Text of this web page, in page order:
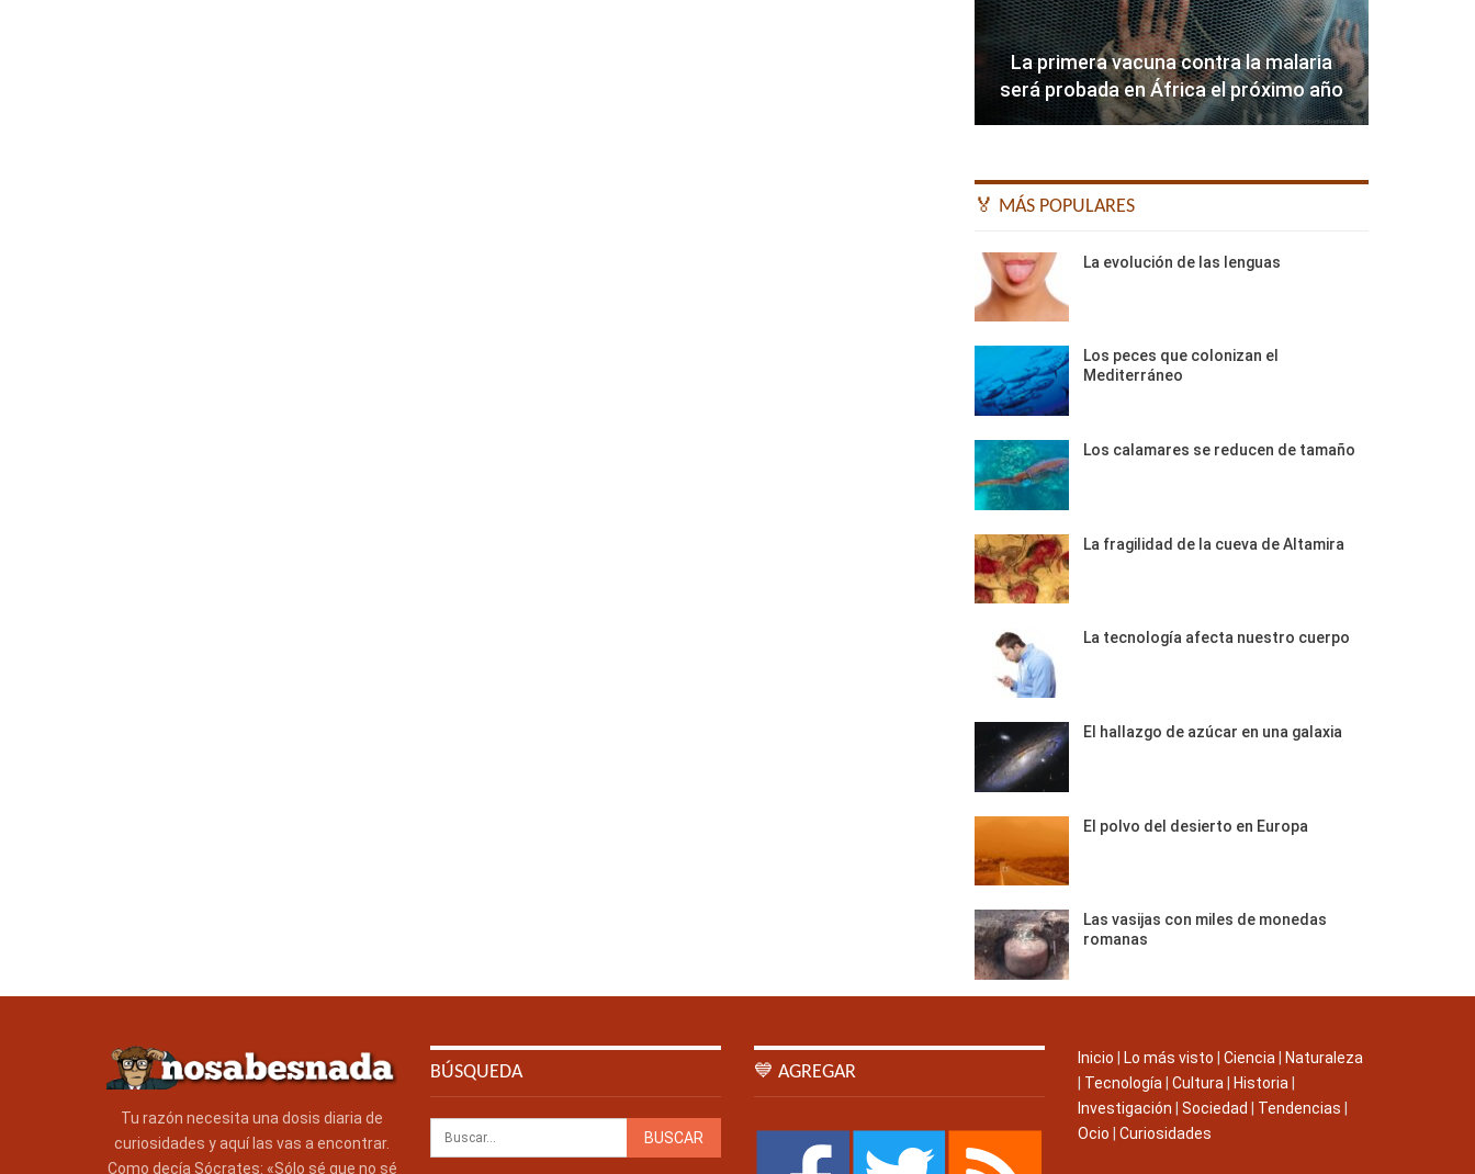
La primera vacuna contra la malaria
será probada en África el próximo año
🏅 MÁS POPULARES
La evolución de las lenguas
Los peces que colonizan el
Mediterráneo
Los calamares se reducen de tamaño
La fragilidad de la cueva de Altamira
La tecnología afecta nuestro cuerpo
El hallazgo de azúcar en una galaxia
El polvo del desierto en Europa
Las vasijas con miles de monedas
romanas
Tu razón necesita una dosis diaria de
curiosidades y aquí las vas a encontrar.
Como decía Sócrates: «Sólo sé que no sé
BÚSQUEDA 💙 AGREGAR
Inicio Lo más visto Ciencia
Naturaleza
Tecnología Cultura Historia
Investigación
Sociedad Tendencias
Ocio
Curiosidades